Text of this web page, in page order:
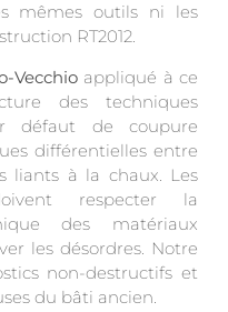
mêmes outils ni les
RT2012.
Vecchioappliqué à ce
des techniques
défaut de coupure
différentielles entre
liants à la chaux. Les
respecter la
des matériaux
les désordres. Notre
non-destructifs et
du bâti ancien.